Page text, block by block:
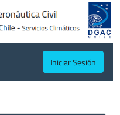
Iniciar Sesión